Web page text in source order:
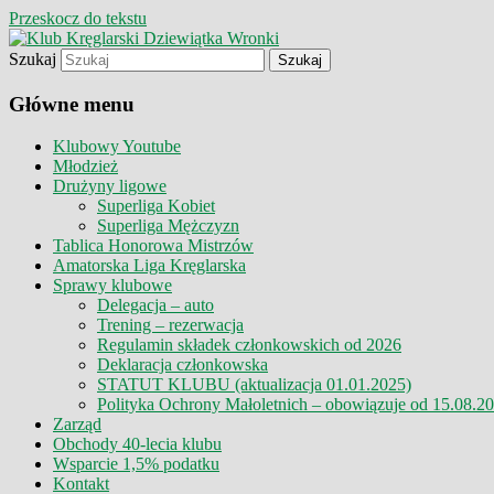
Przeskocz do tekstu
Klub Kręglarski Dziewiątka
Klub Kręglarski Dziewiątka Wronki
Szukaj
Główne menu
Klubowy Youtube
Młodzież
Drużyny ligowe
Superliga Kobiet
Superliga Mężczyzn
Tablica Honorowa Mistrzów
Amatorska Liga Kręglarska
Sprawy klubowe
Delegacja – auto
Trening – rezerwacja
Regulamin składek członkowskich od 2026
Deklaracja członkowska
STATUT KLUBU (aktualizacja 01.01.2025)
Polityka Ochrony Małoletnich – obowiązuje od
Zarząd
Obchody 40-lecia klubu
Wsparcie 1,5% podatku
Kontakt